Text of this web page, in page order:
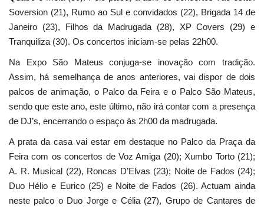
Soversion (21), Rumo ao Sul e convidados (22), Brigada 14 de
Janeiro (23), Filhos da Madrugada (28), XP Covers (29) e
Tranquiliza (30). Os concertos iniciam-se pelas 22h00.
Na Expo São Mateus conjuga-se inovação com tradição.
Assim, há semelhança de anos anteriores, vai dispor de dois
palcos de animação, o Palco da Feira e o Palco São Mateus,
sendo que este ano, este último, não irá contar com a presença
de DJ’s, encerrando o espaço às 2h00 da madrugada.
A prata da casa vai estar em destaque no Palco da Praça da
Feira com os concertos de Voz Amiga (20); Xumbo Torto (21);
A. R. Musical (22), Roncas D’Elvas (23); Noite de Fados (24);
Duo Hélio e Eurico (25) e Noite de Fados (26). Actuam ainda
neste palco o Duo Jorge e Célia (27), Grupo de Cantares de